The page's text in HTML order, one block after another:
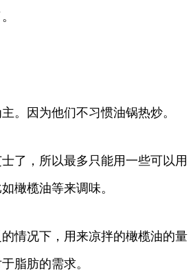
。因为他们不习惯油锅热炒。
了，所以最多只能用一些可以用
橄榄油等来调味。
情况下，用来凉拌的橄榄油的量
脂肪的需求。